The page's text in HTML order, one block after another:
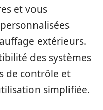
et vous
extérieurs.
des systèmes
de contrôle et
simplifiée.